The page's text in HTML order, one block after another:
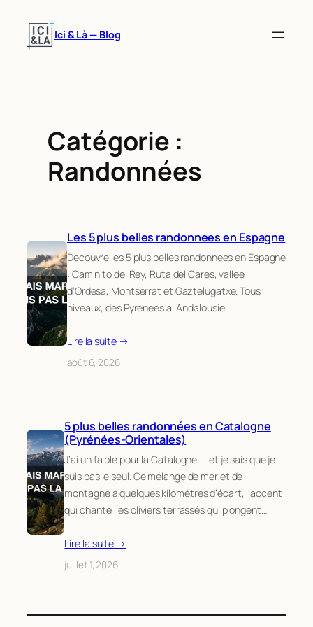
contenu
Ici & Là — Blog
Catégorie :
Randonnées
Les 5 plus belles randonnees en Espagne
Decouvre les 5 plus belles randonnees en Espagne
: Caminito del Rey, Ruta del Cares, vallee
d’Ordesa, Montserrat et Gaztelugatxe. Tous
niveaux, des Pyrenees a l’Andalousie.
Lire la suite →
août 6, 2026
5 plus belles randonnées en Catalogne
(Pyrénées-Orientales)
J’ai un faible pour la Catalogne — et je sais que je
suis pas le seul. Ce mélange de mer et de
montagne à quelques kilomètres d’écart, l’accent
qui chante, les oliviers terrassés qui plongent…
Lire la suite →
juillet 1, 2026